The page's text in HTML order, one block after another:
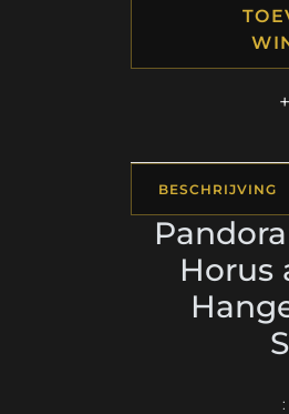
BESCHRIJVING
Horus